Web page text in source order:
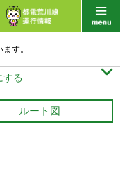
す。
する 
ルート図